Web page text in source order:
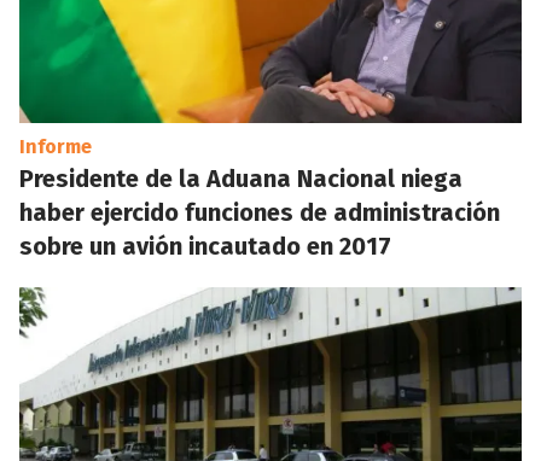
Informe
Presidente de la Aduana Nacional niega
haber ejercido funciones de administración
sobre un avión incautado en 2017